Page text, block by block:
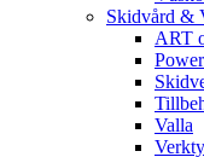
Skidvård &
ART
Valla